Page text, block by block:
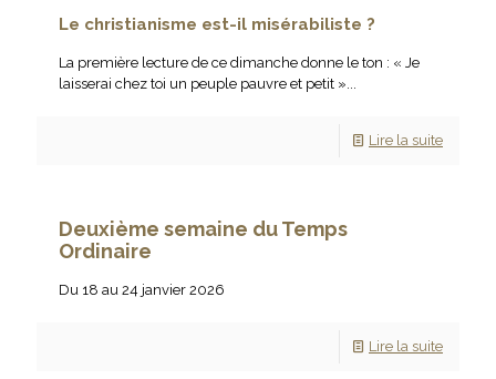
Le christianisme est-il misérabiliste ?
La première lecture de ce dimanche donne le ton : « Je
laisserai chez toi un peuple pauvre et petit »...
Lire la suite
Deuxième semaine du Temps
Ordinaire
Du 18 au 24 janvier 2026
Lire la suite